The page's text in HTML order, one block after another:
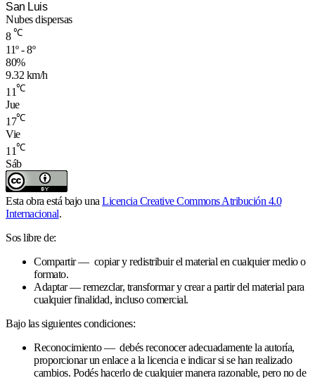
San Luis
Nubes dispersas
8 ℃
11º - 8º
80%
9.32 km/h
11℃
Jue
17℃
Vie
11℃
Sáb
Esta obra está bajo unaLicencia Creative Commons Atribución 4.0
Internacional.
Sos libre de:
Compartir — copiar y redistribuir el material en cualquier medio o
formato.
Adaptar — remezclar, transformar y crear a partir del material para
cualquier finalidad, incluso comercial.
Bajo las siguientes condiciones:
Reconocimiento — debés reconocer adecuadamente la autoría,
proporcionar un enlace a la licencia e indicar si se han realizado
cambios. Podés hacerlo de cualquier manera razonable, pero no de